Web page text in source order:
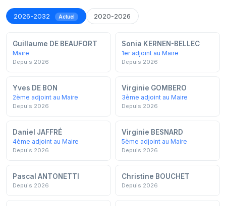
2026-2032 Actuel 2020-2026
Guillaume DE BEAUFORT
Maire
Depuis 2026
Sonia KERNEN-BELLEC
1er adjoint au Maire
Depuis 2026
Yves DE BON
2ème adjoint au Maire
Depuis 2026
Virginie GOMBERO
3ème adjoint au Maire
Depuis 2026
Daniel JAFFRÉ
4ème adjoint au Maire
Depuis 2026
Virginie BESNARD
5ème adjoint au Maire
Depuis 2026
Pascal ANTONETTI
Depuis 2026
Christine BOUCHET
Depuis 2026